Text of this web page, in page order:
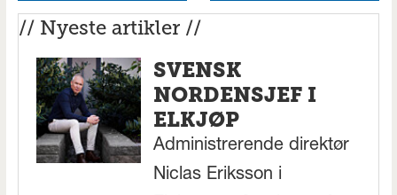
// Nyeste artikler //
SVENSK
NORDENSJEF I
ELKJØP
Administrerende direktør
Niclas Eriksson i